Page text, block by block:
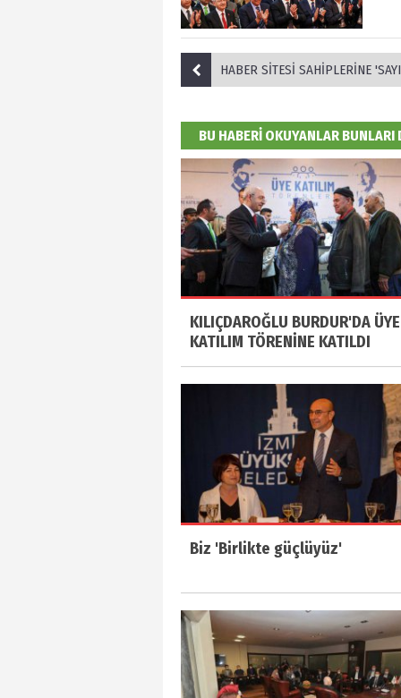
HABER SİTESİ SAHİPLERİNE 'SAYIŞTAY'
BU HABERİ OKUYANLAR BUNLARI
KILIÇDAROĞLU BURDUR'DA ÜYE
KATILIM TÖRENİNE KATILDI
Biz 'Birlikte güçlüyüz'